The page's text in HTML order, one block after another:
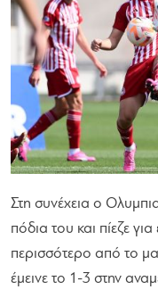
Στη συνέχεια ο
πόδια του και πίεζε
περισσότερο από το
έμεινε το 1-3 στην